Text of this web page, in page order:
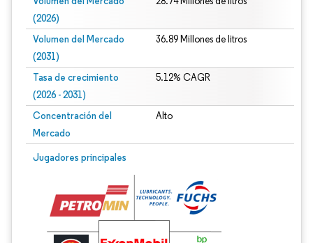
(2026)
Volumen del Mercado
(2031)
36.89 Millones de litros
Tasa de crecimiento
(2026 - 2031)
5.12% CAGR
Concentración del
Mercado
Alto
Jugadores principales
Imagen © Mordor Intelligence. El uso requiere atribución según CC BY 4.0.